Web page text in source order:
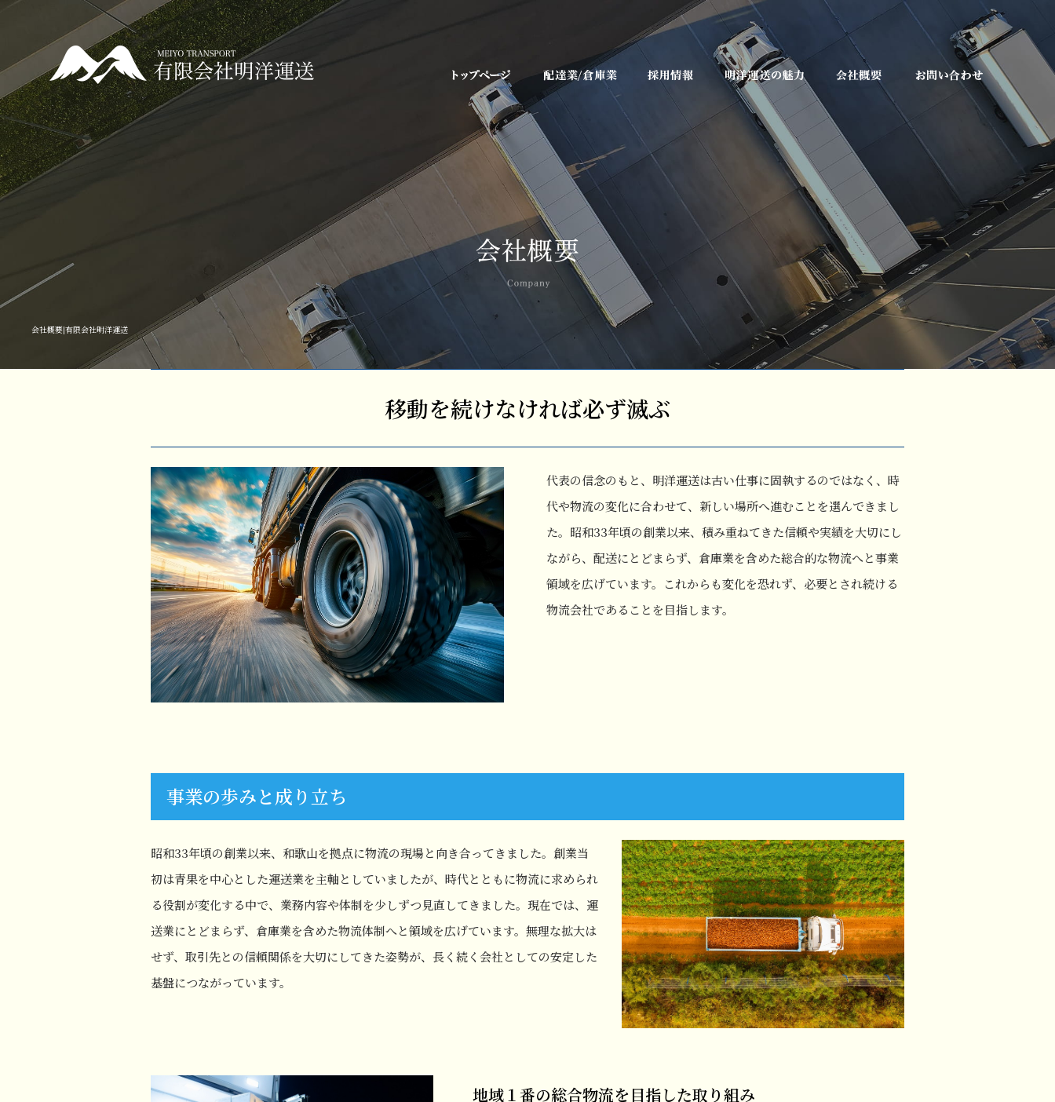
会社概要|有限会社明洋運送
移動を続けなければ必ず滅ぶ
代表の信念のもと、明洋運送は古い仕事に固執するのではなく、時
代や物流の変化に合わせて、新しい場所へ進むことを選んできまし
た。昭和33年頃の創業以来、積み重ねてきた信頼や実績を大切にし
ながら、配送にとどまらず、倉庫業を含めた総合的な物流へと事業
領域を広げています。これからも変化を恐れず、必要とされ続ける
物流会社であることを目指します。
事業の歩みと成り立ち
昭和33年頃の創業以来、和歌山を拠点に物流の現場と向き合ってきました。創業当
初は青果を中心とした運送業を主軸としていましたが、時代とともに物流に求められ
る役割が変化する中で、業務内容や体制を少しずつ見直してきました。現在では、運
送業にとどまらず、倉庫業を含めた物流体制へと領域を広げています。無理な拡大は
せず、取引先との信頼関係を大切にしてきた姿勢が、長く続く会社としての安定した
基盤につながっています。
地域１番の総合物流を目指した取り組み